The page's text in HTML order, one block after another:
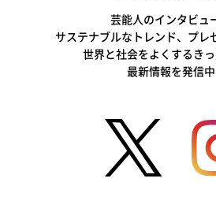
芸能人のインタビュ
サステナブルなトレンド、プレ
世界と社会をよくするき
最新情報を発信中